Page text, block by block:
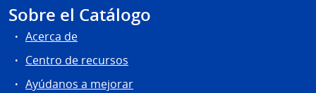
Sobre el Catálogo
Acerca de
Centro de recursos
Ayúdanos a mejorar